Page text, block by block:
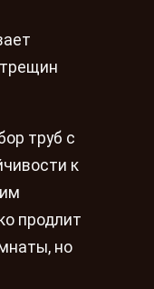
труб с
к
продлит
но